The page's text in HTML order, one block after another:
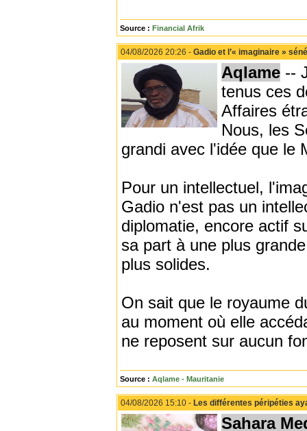
Source : Financial Afrik
04/08/2026 20:26 - Gadio et l’« imaginaire »
Aqlame --
tenus ces
Affaires
Nous, les
grandi avec l'idée que le
Pour un intellectuel,
Gadio n'est pas un
diplomatie, encore actif
sa part à une plus
plus solides.
On sait que le royaume
au moment où elle
ne reposent sur aucun
Source : Aqlame - Mauritanie
04/08/2026 15:10 - Les différentes péripéties
Sahara